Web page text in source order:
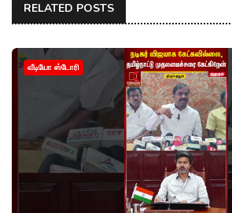
RELATED POSTS
வீடியோ ஸ்டோரி